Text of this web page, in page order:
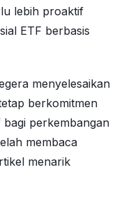
lebih proaktif
ETF berbasis
menyelesaikan
berkomitmen
perkembangan
membaca
menarik